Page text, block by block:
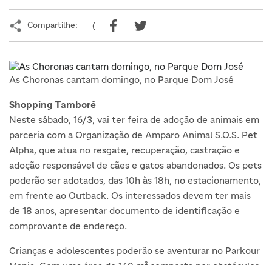
Compartilhe: (
As Choronas cantam domingo, no Parque Dom José
Shopping Tamboré
Neste sábado, 16/3, vai ter feira de adoção de animais em
parceria com a Organização de Amparo Animal S.O.S. Pet
Alpha, que atua no resgate, recuperação, castração e
adoção responsável de cães e gatos abandonados. Os pets
poderão ser adotados, das 10h às 18h, no estacionamento,
em frente ao Outback. Os interessados devem ter mais
de 18 anos, apresentar documento de identificação e
comprovante de endereço.
Crianças e adolescentes poderão se aventurar no Parkour